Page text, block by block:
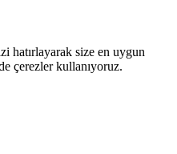
hatırlayarak size en uygun
çerezler kullanıyoruz.